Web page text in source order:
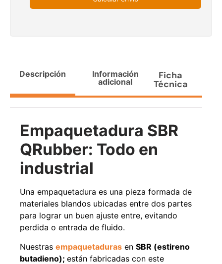
Descripción
Información
adicional
Ficha
Técnica
Empaquetadura SBR
QRubber: Todo en
industrial
Una empaquetadura es una pieza formada de
materiales blandos ubicadas entre dos partes
para lograr un buen ajuste entre, evitando
perdida o entrada de fluido.
Nuestras empaquetaduras en SBR (estireno
butadieno); están fabricadas con este
30%
Transpaleta eléctrica carga
de 2tn
2.842.858
$ 1.990.000
Agregar al carrito
1.470.788
Leer más